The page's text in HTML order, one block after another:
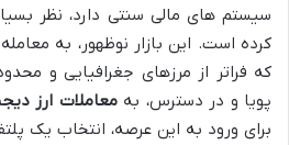
سیستم های مالی سنتی دارد، نظر
کرده است. این بازار نوظهور، به
که فراتر از مرزهای جغرافیایی و
پویا و در دسترس، بهمعاملات ارز
برای ورود به این عرصه، انتخاب یک